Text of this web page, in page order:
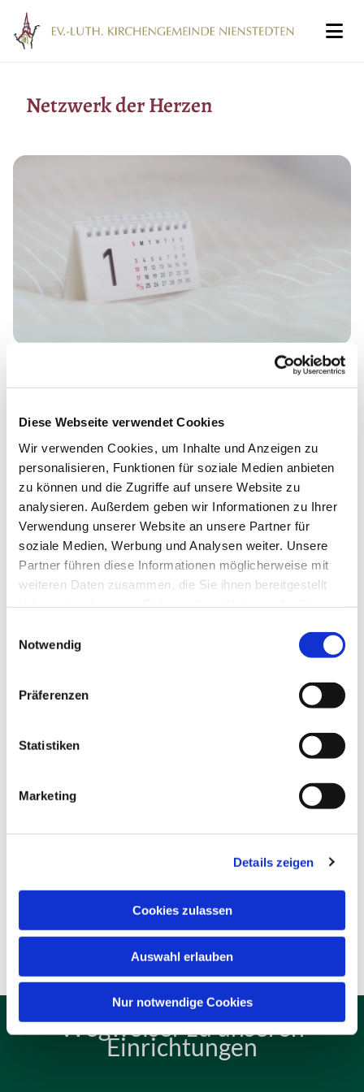
Diese Webseite verwendet Cookies
Wir verwenden Cookies, um Inhalte und Anzeigen zu
personalisieren, Funktionen für soziale Medien anbieten
zu können und die Zugriffe auf unsere Website zu
analysieren. Außerdem geben wir Informationen zu Ihrer
Verwendung unserer Website an unsere Partner für
soziale Medien, Werbung und Analysen weiter. Unsere
Partner führen diese Informationen möglicherweise mit
weiteren Daten zusammen, die Sie ihnen bereitgestellt
Notwendig
Präferenzen
Statistiken
Marketing
Details zeigen
Cookies zulassen
Auswahl erlauben
Nur notwendige Cookies
Netzwerk der Herzen
Dienstag, 13. Juli 2027, 10:30 - 12:30 Uhr
Dies könnte Sie auch interessieren
Wegweiser zu unseren
Einrichtungen